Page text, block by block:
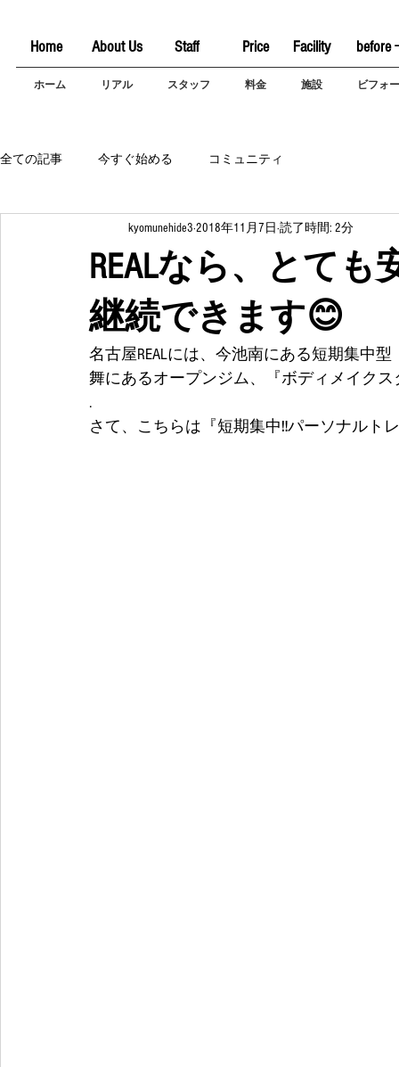
Home About Us Staff Price Facility before
ホーム リアル スタッフ 料金 施設 ビフォ
全ての記事 今すぐ始める コミュニティ
REALなら、とて
継続できます😊
kyomunehide3 2018年11月7日 読了時間: 2分
名古屋REALには、今池南にある短期集中
舞にあるオープンジム、『ボディメイクス
.
さて、こちらは『短期集中‼️パーソナルト